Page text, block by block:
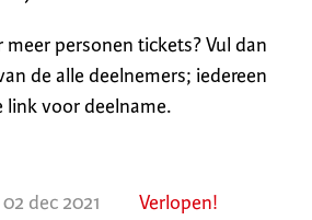
meer personen tickets? Vul dan
de alle deelnemers; iedereen
voor deelname.
02 dec 2021 Verlopen!